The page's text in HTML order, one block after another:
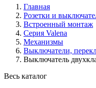
Главная
Розетки и
Встроенный монтаж
Серия Valena
Механизмы
Выключатели,
Выключатель
Весь каталог